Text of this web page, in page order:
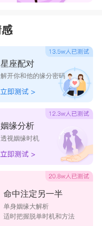
，自然不乏众多追求
个领域的人，交际圈
，但是未必眼前人有
他们的人之前，很容
花心又专一的矛盾星
他们总在不同异性间
他们容易在一起，也
你收敛自己脾气的时
暴脾气尤其对自己身
度上一百八十度大转
来就是外面有人了。
的，只有那种共同成
星座配对
解开你和他的缘分密码
姻缘分析
透视姻缘时机
命中注定另一半
单身姻缘大解析
适时把握脱单时机和方法